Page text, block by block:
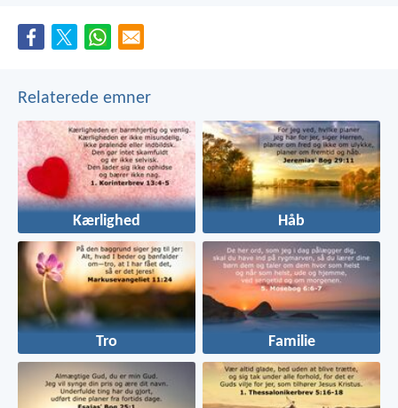
Relaterede emner
Kærlighed Håb
Tro Familie